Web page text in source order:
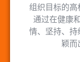
组织目标的高
通过在健康
情、坚持、持
颖而